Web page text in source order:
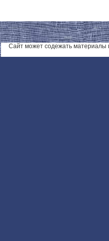
Сайт может содежать материалы